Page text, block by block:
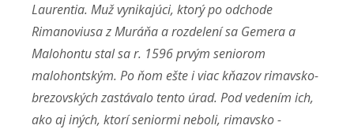
Laurentia. Muž vynikajúci, ktorý po odchode
Rimanoviusa z Muráňa a rozdelení sa Gemera a
Malohontu stal sa r. 1596 prvým seniorom
malohontským. Po ňom ešte i viac kňazov rimavsko-
brezovských zastávalo tento úrad. Pod vedením ich,
ako aj iných, ktorí seniormi neboli, rimavsko -